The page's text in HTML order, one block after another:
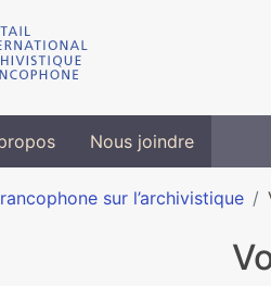
Nous joindre
sur l’archivistique